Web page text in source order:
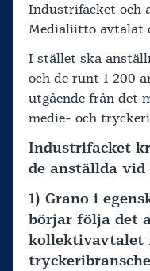
Industrifacket och
Medialiitto avtalat
I stället ska
och de runt 1 200
utgående från det
medie- och
Industrifacket
de anställda vid
1) Grano i
börjar följa det
kollektivavtalet